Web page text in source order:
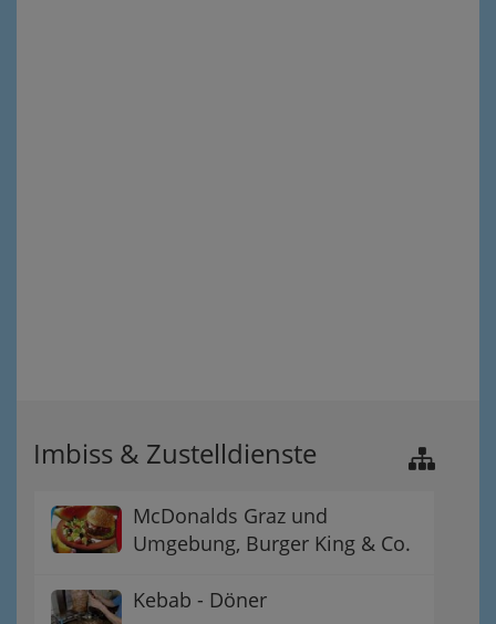
Imbiss & Zustelldienste
McDonalds Graz und
Umgebung, Burger King & Co.
Kebab - Döner